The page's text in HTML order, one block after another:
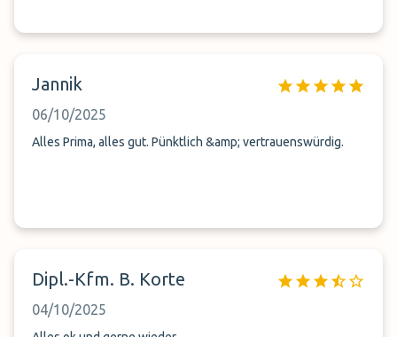
Jannik
06/10/2025
Alles Prima, alles gut. Pünktlich &amp; vertrauenswürdig.
Dipl.-Kfm. B. Korte
04/10/2025